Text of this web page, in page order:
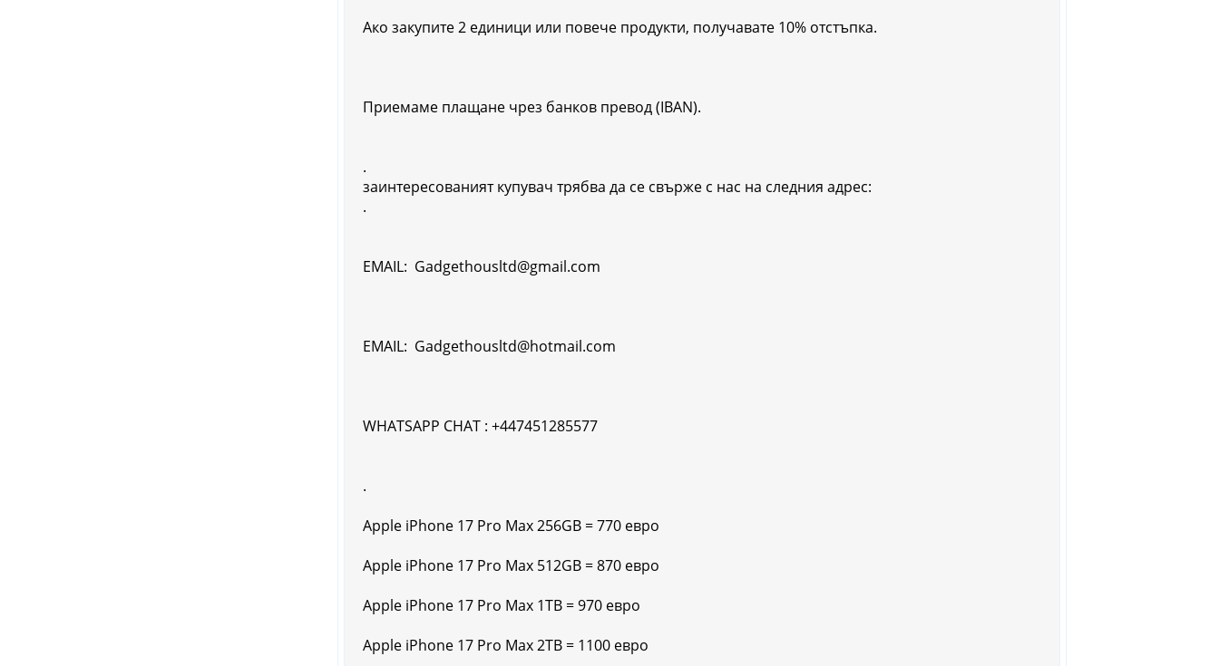
Ако закупите 2 единици или повече продукти, получавате 10% отстъпка.
Приемаме плащане чрез банков превод (IBAN).
.
заинтересованият купувач трябва да се свърже с нас на следния адрес:
.
EMAIL: Gadgethousltd@gmail.com
EMAIL: Gadgethousltd@hotmail.com
WHATSAPP CHAT : +447451285577
.
Apple iPhone 17 Pro Max 256GB = 770 евро
Apple iPhone 17 Pro Max 512GB = 870 евро
Apple iPhone 17 Pro Max 1TB = 970 евро
Apple iPhone 17 Pro Max 2TB = 1100 евро